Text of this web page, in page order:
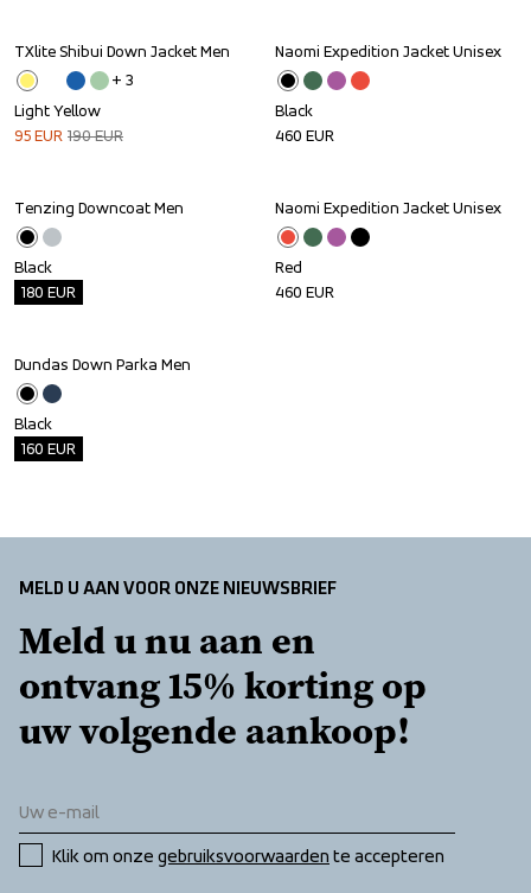
Sale
TXlite Shibui Down Jacket Men
+ 3
Light Yellow
95EUR 190EUR
Naomi Expedition Jacket Unisex
Black
460 EUR
Outlet
Tenzing Downcoat Men
Black
180 EUR
Naomi Expedition Jacket Unisex
Red
460 EUR
Outlet
Dundas Down Parka Men
Black
160 EUR
MELD U AAN VOOR ONZE NIEUWSBRIEF
Meld u nu aan en
ontvang 15% korting op
uw volgende aankoop!
Klik om onze gebruiksvoorwaarden te accepteren